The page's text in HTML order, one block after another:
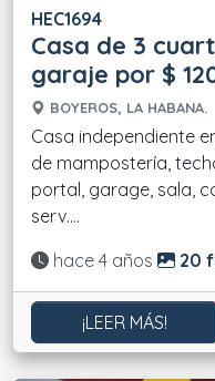
HEC1694
Casa de 3
garaje por $
BOYEROS, LA HABANA.
Casa independiente
de mampostería,
portal, garage, sala,
serv....
Actualizado:
hace 4 años 20
¡LEER MÁS!